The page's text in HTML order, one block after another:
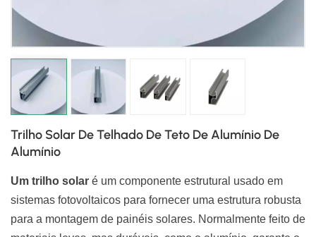
Trilho Solar De Telhado De Teto De Alumínio De
Alumínio
Um trilho solar é um componente estrutural usado em
sistemas fotovoltaicos para fornecer uma estrutura robusta
para a montagem de painéis solares. Normalmente feito de